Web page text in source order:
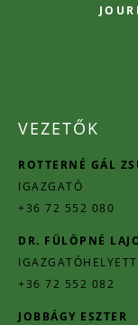
VEZETŐK
ROTTERNÉ GÁL
IGAZGATÓ
+36 72 552 080
DR. FÜLÖPNÉ
+36 72 552 082
JOBBÁGY ESZTER